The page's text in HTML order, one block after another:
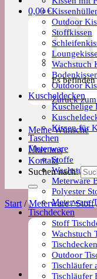
Outdoor
Stoffkissen
Wachstuch
Outdoor
Kuscheldecken
Kuschelige
Kissen für
Taschen
Meterware
Stoffe
Wachstuch
Meterware
Polyester
Meterware
Tischdecken
Stoff
Wachstuch
Outdoor
Tischläufer
Tischläufer
0,00€
Es
Zurück
Meine Wünsche
Über uns
Kontakt
Suchen nach:
Start / Meterware / Stoff